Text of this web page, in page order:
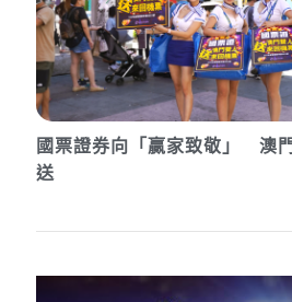
國票證券向「贏家致敬」 澳
送